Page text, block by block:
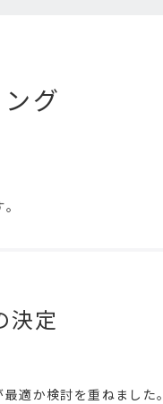
グ
決定
適か検討を重ねました。